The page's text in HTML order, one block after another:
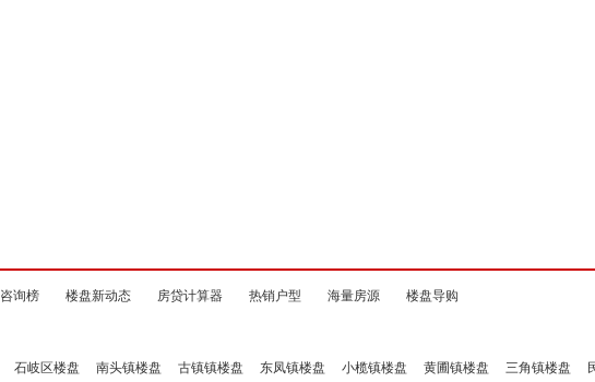
咨询榜 楼盘新动态 房贷计算器 热销户型 海量房源 楼盘导购
石岐区楼盘 南头镇楼盘 古镇镇楼盘 东凤镇楼盘 小榄镇楼盘 黄圃镇楼盘 三角镇楼盘